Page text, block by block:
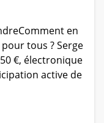
en
tous ? Serge
€, électronique
active de